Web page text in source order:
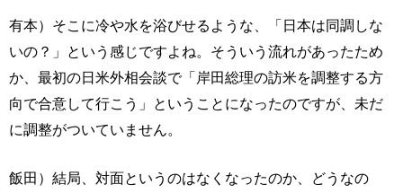
有本）そこに冷や水を浴びせるような、「日本は同調しな
いの？」という感じですよね。そういう流れがあったため
か、最初の日米外相会談で「岸田総理の訪米を調整する方
向で合意して行こう」ということになったのですが、未だ
に調整がついていません。
飯田）結局、対面というのはなくなったのか、どうなの